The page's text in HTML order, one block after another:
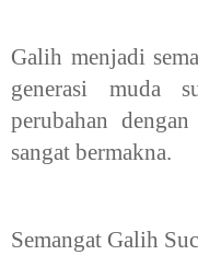
Galih menjadi
generasi muda
perubahan
sangat bermakna.
Semangat Galih